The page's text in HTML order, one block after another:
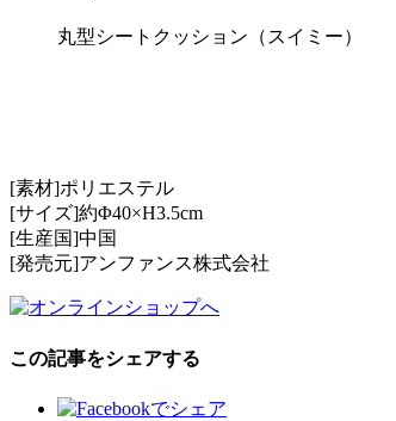
丸型シートクッション（スイミー）
[素材]ポリエステル
[サイズ]約Φ40×H3.5cm
[生産国]中国
[発売元]アンファンス株式会社
この記事をシェアする